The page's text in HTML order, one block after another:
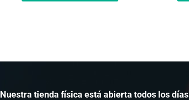
Nuestra tienda física está abierta todos los días